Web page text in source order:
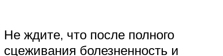
Не ждите, что после полного
сцеживания болезненность и